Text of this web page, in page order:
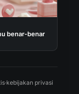
benar-benar
·kebijakan privasi